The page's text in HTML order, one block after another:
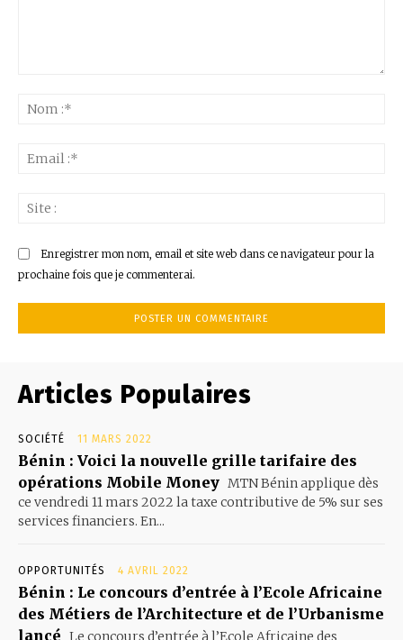
Enregistrer mon nom, email et site web dans ce navigateur pour la
prochaine fois que je commenterai.
Articles Populaires
SOCIÉTÉ 11 MARS 2022
Bénin : Voici la nouvelle grille tarifaire des
opérations Mobile Money MTN Bénin applique dès
ce vendredi 11 mars 2022 la taxe contributive de 5% sur ses
services financiers. En...
OPPORTUNITÉS 4 AVRIL 2022
Bénin : Le concours d’entrée à l’Ecole Africaine
des Métiers de l’Architecture et de l’Urbanisme
lancé Le concours d’entrée à l’Ecole Africaine des